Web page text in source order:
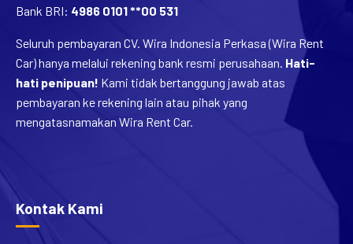
Bank BRI: 4986 0101 **00 531
Seluruh pembayaran CV. Wira Indonesia Perkasa (Wira Rent
Car) hanya melalui rekening bank resmi perusahaan. Hati-
hati penipuan! Kami tidak bertanggung jawab atas
pembayaran ke rekening lain atau pihak yang
mengatasnamakan Wira Rent Car.
Kontak Kami